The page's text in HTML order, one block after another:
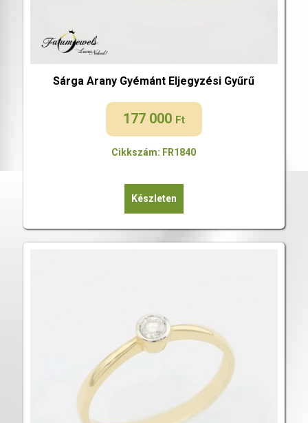
Sárga Arany Gyémánt Eljegyzési Gyűrű
177 000 Ft
Cikkszám: FR1840
Készleten